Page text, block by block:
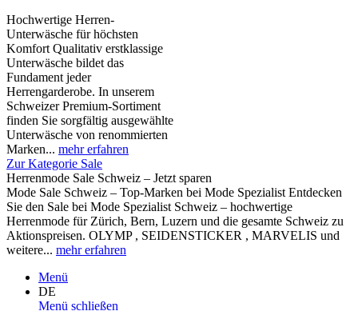
Hochwertige Herren-
Unterwäsche für höchsten
Komfort Qualitativ erstklassige
Unterwäsche bildet das
Fundament jeder
Herrengarderobe. In unserem
Schweizer Premium-Sortiment
finden Sie sorgfältig ausgewählte
Unterwäsche von renommierten
Marken... mehr erfahren
Zur Kategorie Sale
Herrenmode Sale Schweiz – Jetzt sparen
Mode Sale Schweiz – Top-Marken bei Mode Spezialist Entdecken
Sie den Sale bei Mode Spezialist Schweiz – hochwertige
Herrenmode für Zürich, Bern, Luzern und die gesamte Schweiz zu
Aktionspreisen. OLYMP , SEIDENSTICKER , MARVELIS und
weitere... mehr erfahren
Menü
DE
Menü schließen